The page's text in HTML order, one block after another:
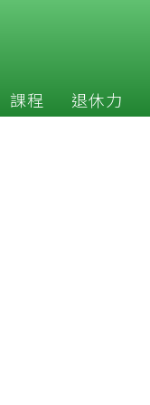
課程 退休力